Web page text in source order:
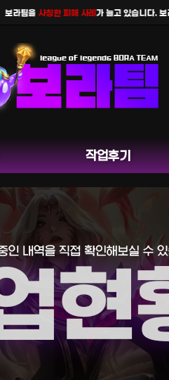
팀을사칭한 피해 사례가 늘고 있습니다. 보라팀
작업후기